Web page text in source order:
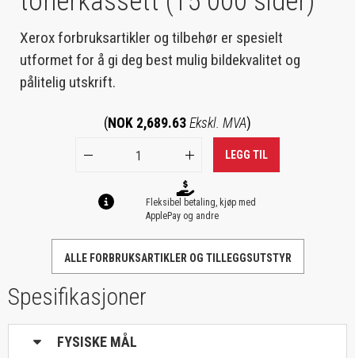
Xerox forbruksartikler og tilbehør er spesielt
utformet for å gi deg best mulig bildekvalitet og
pålitelig utskrift.
( NOK 2,689.63 Ekskl. MVA)
LEGG TIL
Fleksibel betaling, kjøp med
ApplePay og andre
ALLE FORBRUKSARTIKLER OG TILLEGGSUTSTYR
Spesifikasjoner
FYSISKE MÅL